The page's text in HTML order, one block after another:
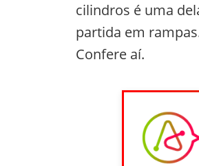
cilindros é uma
partida em
Confere aí.